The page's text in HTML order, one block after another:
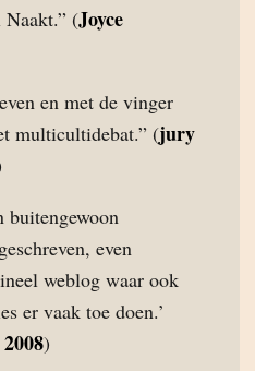
Naakt.” (Joyce
en met de vinger
multicultidebat.” (jury
buitengewoon
even
weblog waar ook
er vaak toe doen.’
2008)